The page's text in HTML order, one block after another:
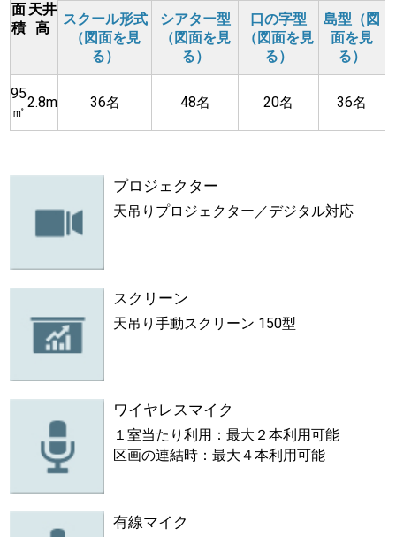
面
積
天井
高
スクール形式
（図面を見
る）
シアター型
（図面を見
る）
口の字型
（図面を見
る）
島型（図
面を見
る）
95
㎡
2.8m 36名 48名 20名 36名
プロジェクター
天吊りプロジェクター／デジタル対応
スクリーン
天吊り手動スクリーン 150型
ワイヤレスマイク
１室当たり利用：最大２本利用可能
区画の連結時：最大４本利用可能
有線マイク